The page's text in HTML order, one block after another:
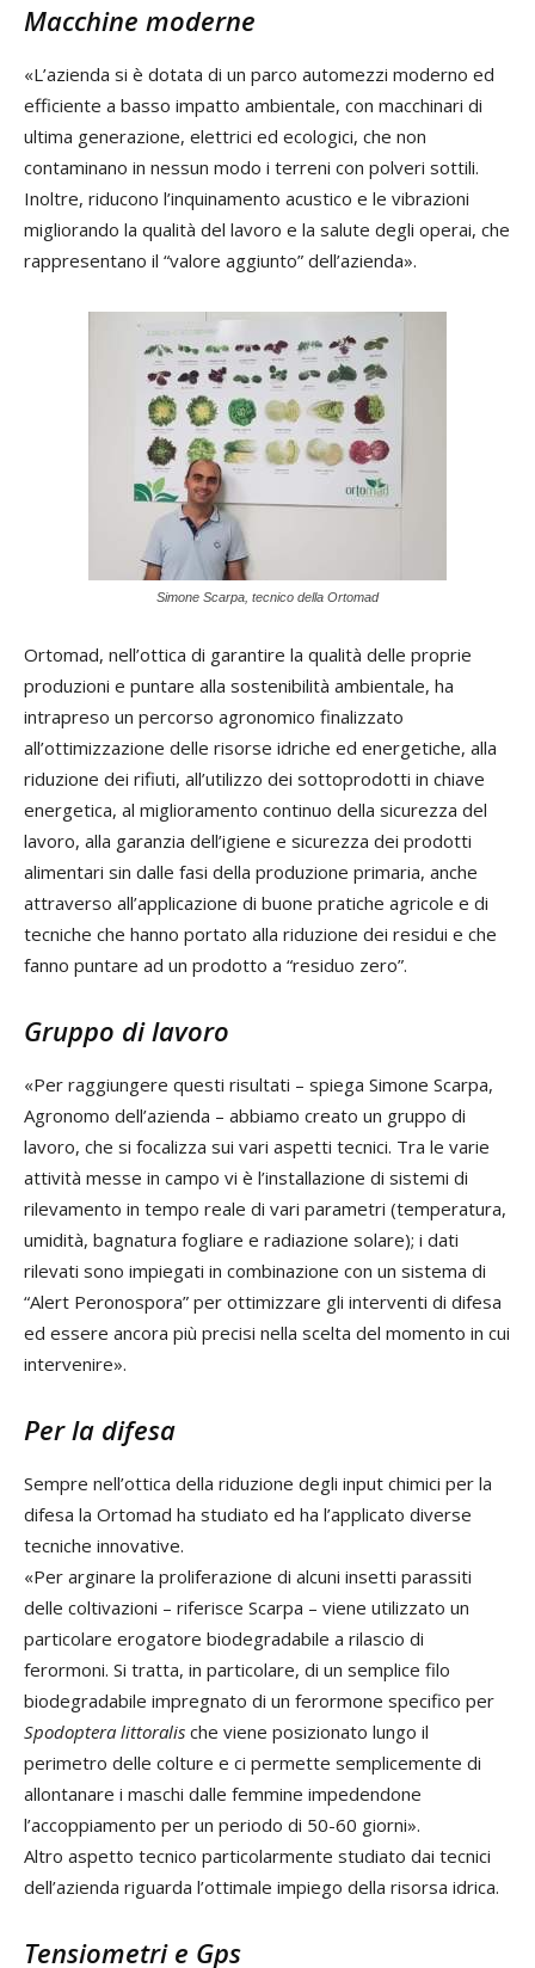
Macchine moderne
«L’azienda si è dotata di un parco automezzi moderno ed
efficiente a basso impatto ambientale, con macchinari di
ultima generazione, elettrici ed ecologici, che non
contaminano in nessun modo i terreni con polveri sottili.
Inoltre, riducono l’inquinamento acustico e le vibrazioni
migliorando la qualità del lavoro e la salute degli operai, che
rappresentano il “valore aggiunto” dell’azienda».
Simone Scarpa, tecnico della Ortomad
Ortomad, nell’ottica di garantire la qualità delle proprie
produzioni e puntare alla sostenibilità ambientale, ha
intrapreso un percorso agronomico finalizzato
all’ottimizzazione delle risorse idriche ed energetiche, alla
riduzione dei rifiuti, all’utilizzo dei sottoprodotti in chiave
energetica, al miglioramento continuo della sicurezza del
lavoro, alla garanzia dell’igiene e sicurezza dei prodotti
alimentari sin dalle fasi della produzione primaria, anche
attraverso all’applicazione di buone pratiche agricole e di
tecniche che hanno portato alla riduzione dei residui e che
fanno puntare ad un prodotto a “residuo zero”.
Gruppo di lavoro
«Per raggiungere questi risultati – spiega Simone Scarpa,
Agronomo dell’azienda – abbiamo creato un gruppo di
lavoro, che si focalizza sui vari aspetti tecnici. Tra le varie
attività messe in campo vi è l’installazione di sistemi di
rilevamento in tempo reale di vari parametri (temperatura,
umidità, bagnatura fogliare e radiazione solare); i dati
rilevati sono impiegati in combinazione con un sistema di
“Alert Peronospora” per ottimizzare gli interventi di difesa
ed essere ancora più precisi nella scelta del momento in cui
intervenire».
Per la difesa
Sempre nell’ottica della riduzione degli input chimici per la
difesa la Ortomad ha studiato ed ha l’applicato diverse
tecniche innovative.
«Per arginare la proliferazione di alcuni insetti parassiti
delle coltivazioni – riferisce Scarpa – viene utilizzato un
particolare erogatore biodegradabile a rilascio di
ferormoni. Si tratta, in particolare, di un semplice filo
biodegradabile impregnato di un ferormone specifico per
Spodoptera littoralis che viene posizionato lungo il
perimetro delle colture e ci permette semplicemente di
allontanare i maschi dalle femmine impedendone
l’accoppiamento per un periodo di 50-60 giorni».
Altro aspetto tecnico particolarmente studiato dai tecnici
dell’azienda riguarda l’ottimale impiego della risorsa idrica.
Tensiometri e Gps